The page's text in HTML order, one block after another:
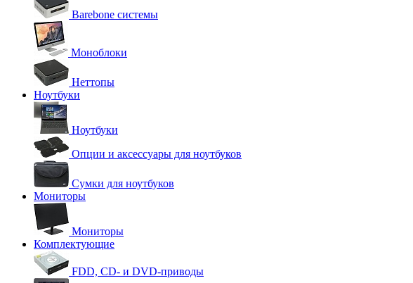
Barebone системы
Моноблоки
Неттопы
Ноутбуки
Ноутбуки
Опции и аксессуары для ноутбуков
Сумки для ноутбуков
Мониторы
Мониторы
Комплектующие
FDD, CD- и DVD-приводы